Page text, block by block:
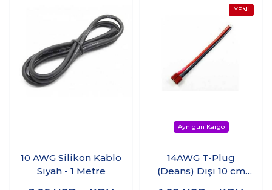
10 AWG Silikon Kablo
Siyah - 1 Metre
14AWG T-Plug
(Deans) Dişi 10 cm